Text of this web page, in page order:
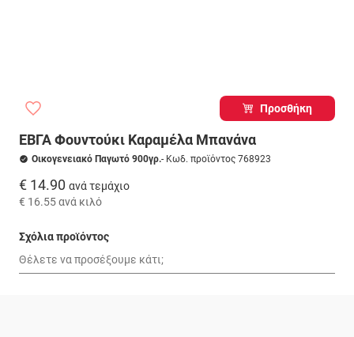
Προσθήκη
ΕΒΓΑ Φουντούκι Καραμέλα Μπανάνα
Οικογενειακό Παγωτό 900γρ.- Κωδ. προϊόντος 768923
€ 14.90 ανά τεμάχιο
€ 16.55ανά κιλό
Σχόλια προϊόντος